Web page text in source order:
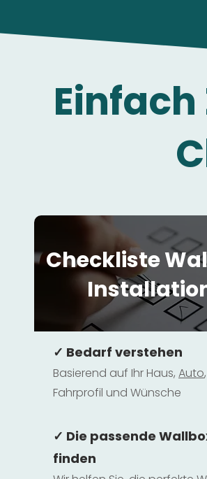
Checkliste
✓ Bedarf verstehen
Basierend auf Ihr Haus, Auto,
Fahrprofil und Wünsche
✓ Die passende
finden